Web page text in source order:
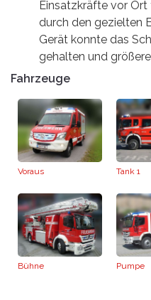
Einsatzkräfte vor Ort
durch den gezielten
Gerät konnte das
gehalten und
Fahrzeuge
Voraus Tank 1
Bühne Pumpe